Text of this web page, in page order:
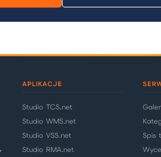
APLIKACJE
Studio TCS.net
Studio WMS.net
Studio VSS.net
Studio RMA.net
Spis